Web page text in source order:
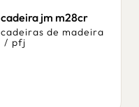
cadeira jm m28cr
cadeiras de madeira
/ pfj